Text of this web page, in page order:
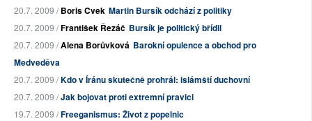
20.7. 2009 /Boris Cvek Martin Bursík odchází z politiky
20.7. 2009 /František Řezáč Bursík je politický břídil
20.7. 2009 /Alena Borůvková Barokní opulence a obchod pro
Medveděva
20.7. 2009 /Kdo v Íránu skutečně prohrál: islámští duchovní
20.7. 2009 /Jak bojovat proti extremní pravici
19.7. 2009 /Freeganismus: Život z popelnic